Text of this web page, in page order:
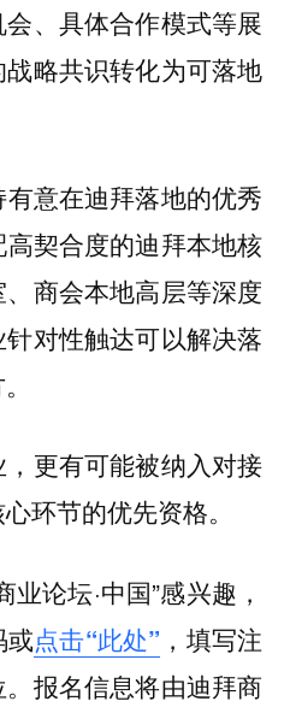
、具体合作模式等展
略共识转化为可落地
有意在迪拜落地的优秀
高契合度的迪拜本地核
商会本地高层等深度
对性触达可以解决落
更有可能被纳入对接
环节的优先资格。
论坛·中国”感兴趣，
或点击“此处” ， 填写注
报名信息将由迪拜商